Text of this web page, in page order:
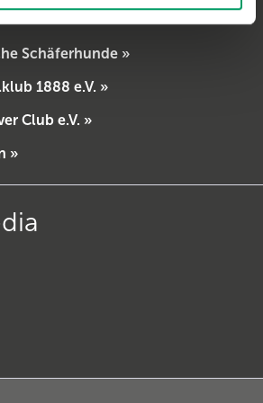
Schäferhunde »
1888 e.V. »
Club e.V. »
»